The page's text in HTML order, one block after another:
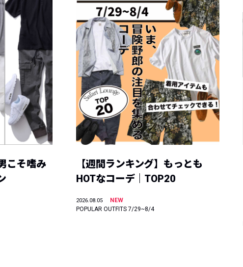
こそ嗜み
【週間ランキング】もっとも
HOTなコーデ｜TOP20
2026.08.05
NEW
POPULAR OUTFITS 7/29~8/4